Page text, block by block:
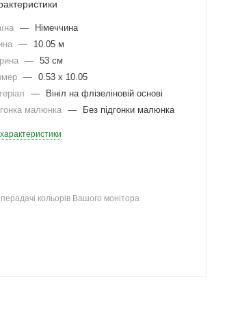
—
Німеччина
—
10.05 м
— 53 см
— 0.53 x 10.05
—
Вініл на флізеліновій основі
малюнка — Без підгонки малюнка
характеристики
кольорів Вашого монітора